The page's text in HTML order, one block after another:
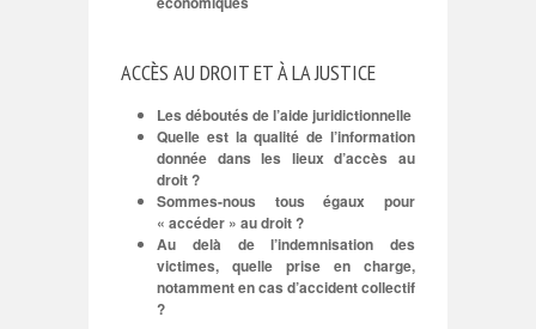
ACCÈS AU DROIT ET À LA JUSTICE
Les déboutés de l’aide juridictionnelle
Quelle est la qualité de l’information
donnée dans les lieux d’accès au
droit ?
Sommes-nous tous égaux pour
« accéder » au droit ?
Au delà de l’indemnisation des
victimes, quelle prise en charge,
notamment en cas d’accident collectif
?